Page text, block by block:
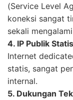
(Service Level
koneksi sangat
sekali
4. IP Publik Statis
Internet
statis, sangat
internal.
5. Dukungan